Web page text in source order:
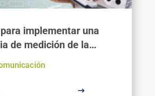
implementar una
de medición de la